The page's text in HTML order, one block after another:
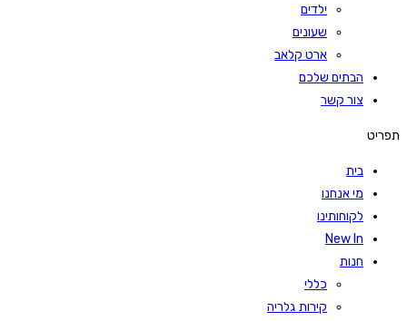
ילדים
שעונים
ארט קלאב
הבתים שלכם
צור קשר
תפריט
בית
מי אנחנו
לקוחותינו
New In
חנות
כללי
קירות גלריה